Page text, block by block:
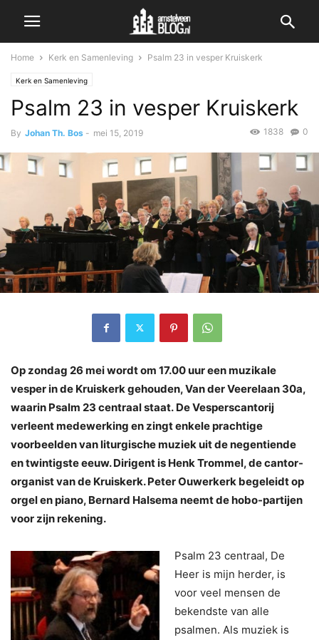
Home Kerk en Samenleving Psalm 23 in vesper Kruiskerk
Kerk en Samenleving
Psalm 23 in vesper Kruiskerk
By Johan Th. Bos - mei 15, 2019 0
1838
Op zondag 26 mei wordt om 17.00 uur een muzikale
vesper in de Kruiskerk gehouden, Van der Veerelaan 30a,
waarin Psalm 23 centraal staat. De Vesperscantorij
verleent medewerking en zingt enkele prachtige
voorbeelden van liturgische muziek uit de negentiende
en twintigste eeuw. Dirigent is Henk Trommel, de cantor-
organist van de Kruiskerk. Peter Ouwerkerk begeleidt op
orgel en piano, Bernard Halsema neemt de hobo-partijen
voor zijn rekening.
Psalm 23 centraal, De
Heer is mijn herder, is
voor veel mensen de
bekendste van alle
psalmen. Als muziek is